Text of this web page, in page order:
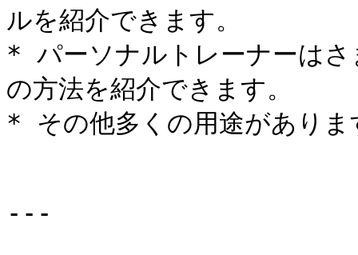
ルを紹介できます。
* パーソナルトレーナーは
の方法を紹介できます。
* その他多くの用途がありま
---